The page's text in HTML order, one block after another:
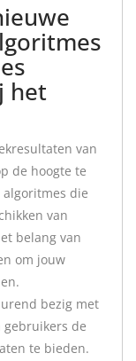
het
van
de hoogte te
die
van
belang van
om jouw
bezig met
de
te bieden.